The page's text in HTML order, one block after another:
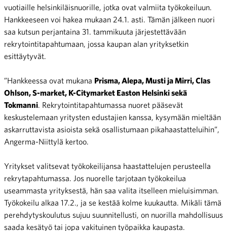
vuotiaille helsinkiläisnuorille, jotka ovat valmiita työkokeiluun.
Hankkeeseen voi hakea mukaan 24.1. asti. Tämän jälkeen nuori
saa kutsun perjantaina 31. tammikuuta järjestettävään
rekrytointitapahtumaan, jossa kaupan alan yrityksetkin
esittäytyvät.
”Hankkeessa ovat mukana Prisma, Alepa, Musti ja Mirri, Clas
Ohlson, S-market, K-Citymarket Easton Helsinki sekä
Tokmanni . Rekrytointitapahtumassa nuoret pääsevät
keskustelemaan yritysten edustajien kanssa, kysymään mieltään
askarruttavista asioista sekä osallistumaan pikahaastatteluihin”,
Angerma-Niittylä kertoo.
Yritykset valitsevat työkokeilijansa haastattelujen perusteella
rekrytapahtumassa. Jos nuorelle tarjotaan työkokeilua
useammasta yrityksestä, hän saa valita itselleen mieluisimman.
Työkokeilu alkaa 17.2., ja se kestää kolme kuukautta. Mikäli tämä
perehdytyskoulutus sujuu suunnitellusti, on nuorilla mahdollisuus
saada kesätyö tai jopa vakituinen työpaikka kaupasta.